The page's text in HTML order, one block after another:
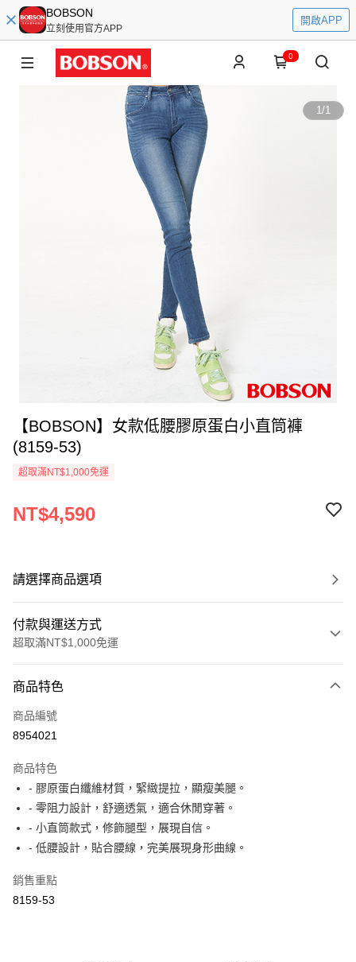
BOBSON
立刻使用官方APP
開啟APP
0
1/1
【BOBSON】女款低腰膠原蛋白小直筒褲
(8159-53)
超取滿NT$1,000免運
NT$4,590
請選擇商品選項
付款與運送方式
超取滿NT$1,000免運
信用卡一次付款
Apple Pay
運送方式
付款後全家取貨
每筆NT$60，滿NT$1,000(含以上)免運費
商品特色
商品編號
8954021
商品特色
- 膠原蛋白纖維材質，緊緻提拉，顯瘦美腿。
- 零阻力設計，舒適透氣，適合休閒穿著。
- 小直筒款式，修飾腿型，展現自信。
- 低腰設計，貼合腰線，完美展現身形曲線。
銷售重點
8159-53